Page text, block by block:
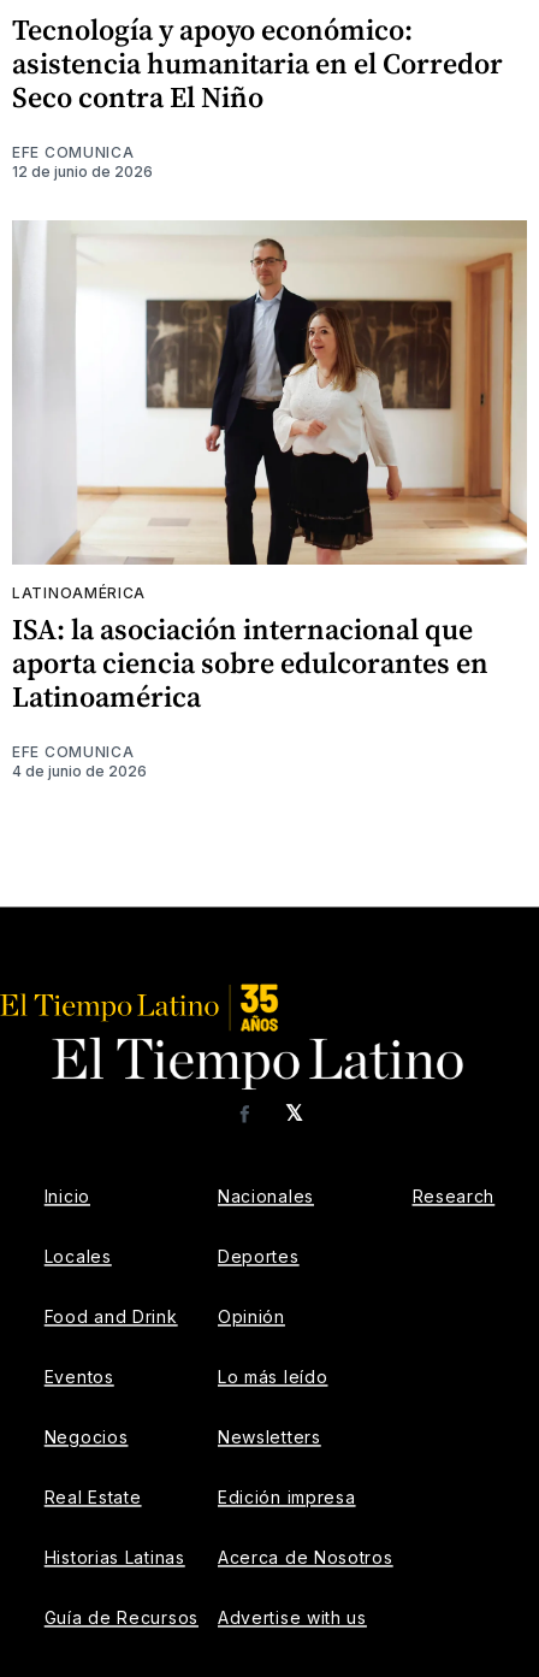
Tecnología y apoyo económico:
asistencia humanitaria en el Corredor
Seco contra El Niño
EFE COMUNICA
12 de junio de 2026
LATINOAMÉRICA
ISA: la asociación internacional que
aporta ciencia sobre edulcorantes en
Latinoamérica
EFE COMUNICA
4 de junio de 2026
𝕏
Facebook
Inicio
Locales
Food and Drink
Eventos
Negocios
Real Estate
Historias Latinas
Guía de Recursos
Nacionales
Deportes
Opinión
Lo más leído
Newsletters
Edición impresa
Acerca de Nosotros
Advertise with us
Research